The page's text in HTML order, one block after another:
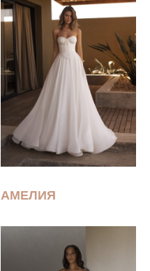
АМЕЛИЯ